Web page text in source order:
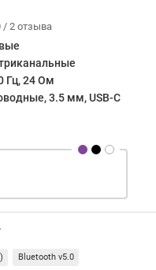
/2 отзыва
Гц, 24 Ом
3.5 мм, USB-C
Bluetooth v5.0